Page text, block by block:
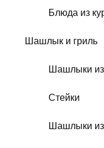
Блюда из
Шашлык и гриль
Шашлыки
Стейки
Шашлыки